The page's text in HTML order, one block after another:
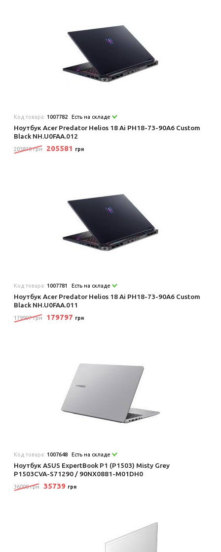
Код товара: 1007782 Есть на складе
Ноутбук Acer Predator Helios 18 Ai PH18-73-90A6 Custom
Black NH.U0FAA.012
205810 грн 205581 грн
Код товара: 1007781 Есть на складе
Ноутбук Acer Predator Helios 18 Ai PH18-73-90A6 Custom
Black NH.U0FAA.011
179997 грн 179797 грн
Код товара: 1007648 Есть на складе
Ноутбук ASUS ExpertBook P1 (P1503) Misty Grey
P1503CVA-S71290 / 90NX0881-M01DH0
36000 грн 35739 грн